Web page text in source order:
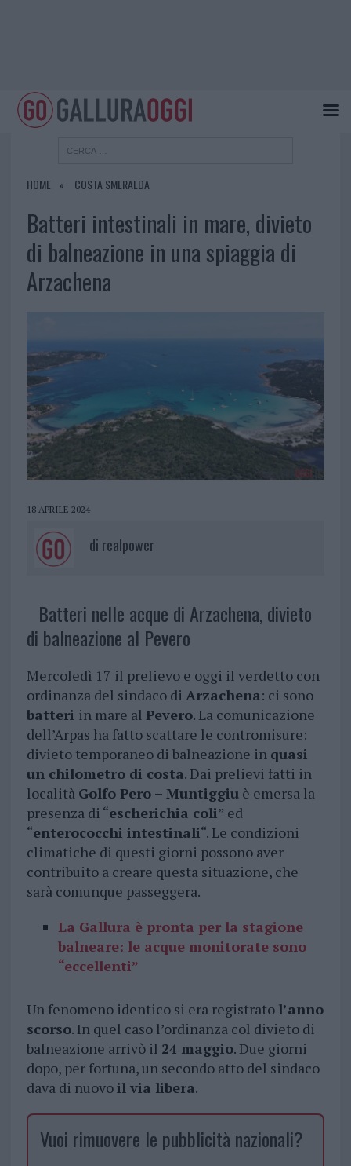
HOME COSTA SMERALDA
Batteri intestinali in mare, divieto
di balneazione in una spiaggia di
Arzachena
18 APRILE 2024
di realpower
Batteri nelle acque di Arzachena, divieto
di balneazione al Pevero
Mercoledì 17 il prelievo e oggi il verdetto con
ordinanza del sindaco di Arzachena: ci sono
batteri in mare al Pevero. La comunicazione
dell’Arpas ha fatto scattare le contromisure:
divieto temporaneo di balneazione in quasi
un chilometro di costa. Dai prelievi fatti in
località Golfo Pero – Muntiggiuè emersa la
presenza di “escherichia coli” ed
“enterococchi intestinali“. Le condizioni
climatiche di questi giorni possono aver
contribuito a creare questa situazione, che
sarà comunque passeggera.
La Gallura è pronta per la stagione
balneare: le acque monitorate sono
“eccellenti”
Un fenomeno identico si era registrato l’anno
scorso. In quel caso l’ordinanza col divieto di
balneazione arrivò il 24 maggio. Due giorni
dopo, per fortuna, un secondo atto del sindaco
dava di nuovoil via libera.
Vuoi rimuovere le pubblicità nazionali?